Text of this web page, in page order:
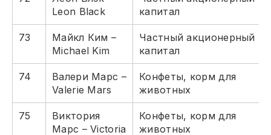
Leon Black
капитал
73
Майкл Ким –
Michael Kim
Частный акционерный
капитал
74
Валери Марс –
Valerie Mars
Конфеты, корм для
животных
75
Виктория
Марс – Victoria
Конфеты, корм для
животных